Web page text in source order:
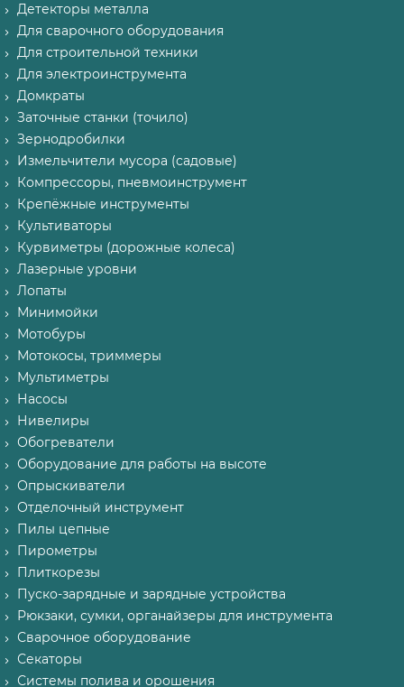
Детекторы металла
Для сварочного оборудования
Для строительной техники
Для электроинструмента
Домкраты
Заточные станки (точило)
Зернодробилки
Измельчители мусора (садовые)
Компрессоры, пневмоинструмент
Крепёжные инструменты
Культиваторы
Курвиметры (дорожные колеса)
Лазерные уровни
Лопаты
Минимойки
Мотобуры
Мотокосы, триммеры
Мультиметры
Насосы
Нивелиры
Обогреватели
Оборудование для работы на высоте
Опрыскиватели
Отделочный инструмент
Пилы цепные
Пирометры
Плиткорезы
Пуско-зарядные и зарядные устройства
Рюкзаки, сумки, органайзеры для инструмента
Сварочное оборудование
Секаторы
Системы полива и орошения